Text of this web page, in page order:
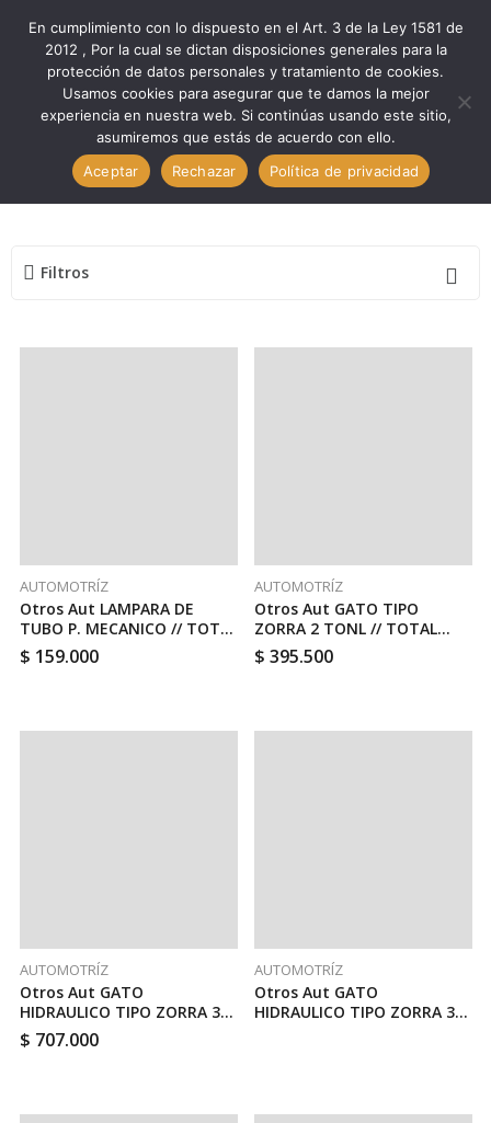
Automotríz
Automotríz
Filtros
AUTOMOTRÍZ
Otros Aut LAMPARA DE
TUBO P. MECANICO // TOTAL
TWLI35261
$ 159.000
AUTOMOTRÍZ
Otros Aut GATO TIPO
ZORRA 2 TONL // TOTAL
THT10821
$ 395.500
AUTOMOTRÍZ
Otros Aut GATO
HIDRAULICO TIPO ZORRA 3
TON // TOTAL THT10832
$ 707.000
AUTOMOTRÍZ
Otros Aut GATO
HIDRAULICO TIPO ZORRA 3
En cumplimiento con lo dispuesto en el Art. 3 de la Ley 1581 de
2012 , Por la cual se dictan disposiciones generales para la
protección de datos personales y tratamiento de cookies.
Usamos cookies para asegurar que te damos la mejor
experiencia en nuestra web. Si continúas usando este sitio,
asumiremos que estás de acuerdo con ello.
Aceptar
Rechazar Política de privacidad